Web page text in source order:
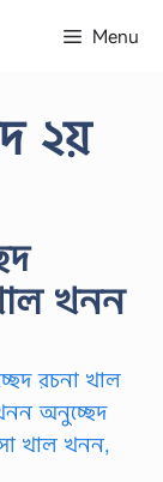
Menu
২য়
খনন